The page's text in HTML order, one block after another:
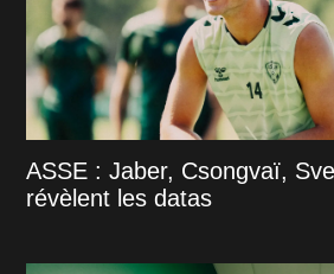
ASSE : Jaber, Csongvaï,
révèlent les datas